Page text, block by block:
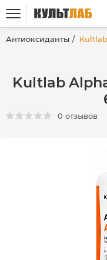
Антиоксиданты
Kultlab
0 отзывов